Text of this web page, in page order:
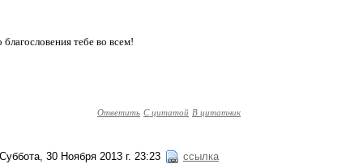
тебе во всем!
Ответить С цитатой В цитатник
Суббота, 30 Ноября 2013 г. 23:23 ссылка